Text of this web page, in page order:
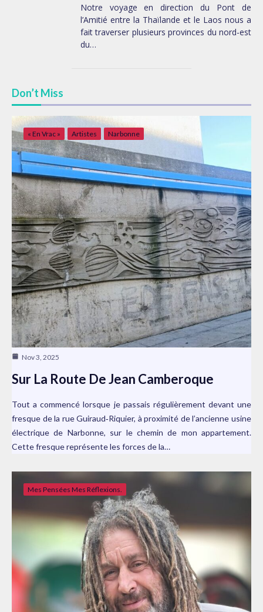
Notre voyage en direction du Pont de
l’Amitié entre la Thaïlande et le Laos nous a
fait traverser plusieurs provinces du nord-est
du…
Don’t Miss
« En Vrac » Artistes Narbonne
Nov 3, 2025
Sur La Route De Jean Camberoque
Tout a commencé lorsque je passais régulièrement devant une
fresque de la rue Guiraud‑Riquier, à proximité de l’ancienne usine
électrique de Narbonne, sur le chemin de mon appartement.
Cette fresque représente les forces de la…
Mes Pensées Mes Réflexions.